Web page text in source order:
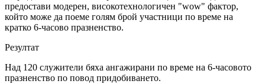
предостави модерен, високотехнологичен "wow" фактор,
който може да поеме голям брой участници по време на
кратко 6-часово празненство.
Резултат
Над 120 служители бяха ангажирани по време на 6-часовото
празненство по повод придобиването.